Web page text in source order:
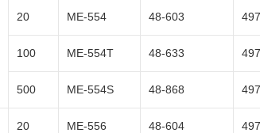
20 ME-554 48-603
100 ME-554T 48-633
500 ME-554S 48-868
20 ME-556 48-604